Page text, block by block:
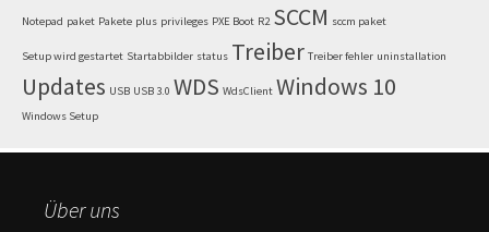
Notepad paket Pakete plus privileges PXE Boot R2 SCCM sccm paket
Setup wird gestartet Startabbilder status Treiber Treiber fehler uninstallation
Updates USB USB 3.0 WDS WdsClient Windows 10
Windows Setup
Über uns